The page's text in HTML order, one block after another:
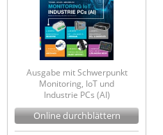
Unwired Networks
Vision
WATTECO
Westermo
ZPE Systems
Ausgabe mit Schwerpunkt
Monitoring, IoT und
Industrie PCs (AI)
Online durchblättern